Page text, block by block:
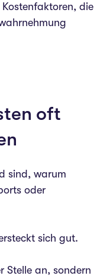
die
oft
sind, warum
oder
sich gut.
Stelle an, sondern